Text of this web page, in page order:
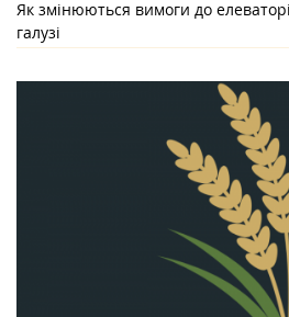
Як змінюються вимоги до
галузі